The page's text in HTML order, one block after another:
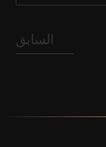
السابق